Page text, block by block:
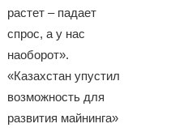
растет – падает
спрос, а у нас
наоборот».
«Казахстан упустил
возможность для
развития майнинга»